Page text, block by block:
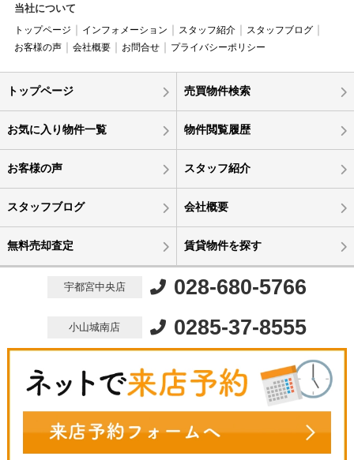
当社について
トップページ インフォメーション スタッフ紹介
スタッフブログ
お客様の声
会社概要 お問合せ プライバシーポリシー
トップページ 売買物件検索
お気に入り物件一覧 物件閲覧履歴
お客様の声 スタッフ紹介
スタッフブログ 会社概要
無料売却査定 賃貸物件を探す
宇都宮中央店 028-680-5766
小山城南店 0285-37-8555